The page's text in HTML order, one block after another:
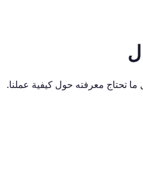
ما تحتاج معرفته حول كيفية عملنا.